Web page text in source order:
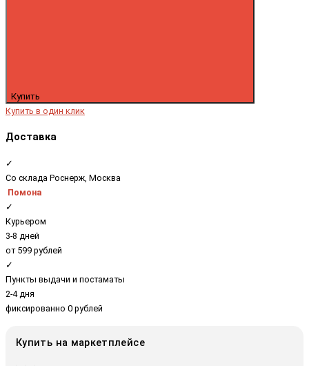
Купить
Купить в один клик
Доставка
✓
Со склада Роснерж, Москва
Помона
✓
Курьером
3-8 дней
от 599 рублей
✓
Пункты выдачи и постаматы
2-4 дня
фиксированно 0 рублей
Купить на маркетплейсе